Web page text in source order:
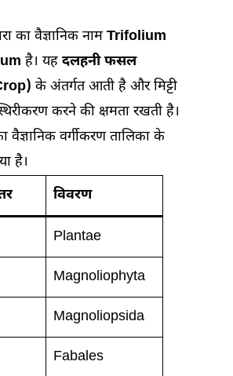
का वैज्ञानिक नाम Trifolium
है। यह दलहनी फसल
के अंतर्गत आती है और मिट्टी
करने की क्षमता रखती है।
वैज्ञानिक वर्गीकरण तालिका के
है।
विवरण
Plantae
Magnoliophyta
Magnoliopsida
Fabales